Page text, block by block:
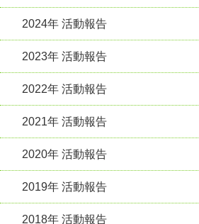
2024年 活動報告
2023年 活動報告
2022年 活動報告
2021年 活動報告
2020年 活動報告
2019年 活動報告
2018年 活動報告